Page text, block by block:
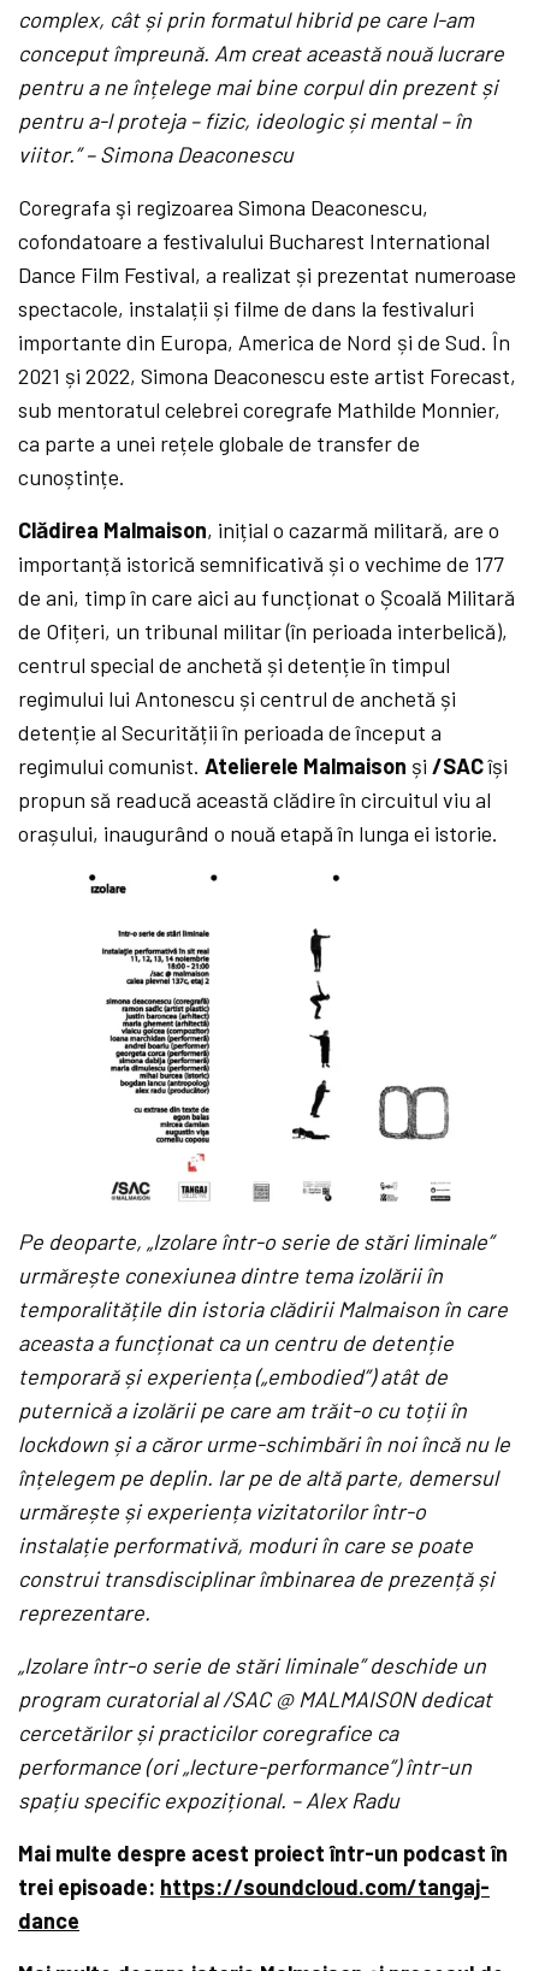
complex, cât și prin formatul hibrid pe care l-am
conceput împreună. Am creat această nouă lucrare
pentru a ne înțelege mai bine corpul din prezent și
pentru a-l proteja – fizic, ideologic și mental – în
viitor.” – Simona Deaconescu
Coregrafa şi regizoarea Simona Deaconescu,
cofondatoare a festivalului Bucharest International
Dance Film Festival, a realizat și prezentat numeroase
spectacole, instalații și filme de dans la festivaluri
importante din Europa, America de Nord și de Sud. În
2021 și 2022, Simona Deaconescu este artist Forecast,
sub mentoratul celebrei coregrafe Mathilde Monnier,
ca parte a unei rețele globale de transfer de
cunoștințe.
Clădirea Malmaison, inițial o cazarmă militară, are o
importanță istorică semnificativă și o vechime de 177
de ani, timp în care aici au funcționat o Școală Militară
de Ofițeri, un tribunal militar (în perioada interbelică),
centrul special de anchetă și detenție în timpul
regimului lui Antonescu și centrul de anchetă și
detenție al Securității în perioada de început a
regimului comunist.Atelierele Malmaison și/SACîși
propun să readucă această clădire în circuitul viu al
orașului, inaugurând o nouă etapă în lunga ei istorie.
Pe deoparte, „Izolare într-o serie de stări liminale”
urmărește conexiunea dintre tema izolării în
temporalitățile din istoria clădirii Malmaison în care
aceasta a funcționat ca un centru de detenție
temporară și experiența („embodied”) atât de
puternică a izolării pe care am trăit-o cu toții în
lockdown și a căror urme-schimbări în noi încă nu le
înțelegem pe deplin. Iar pe de altă parte, demersul
urmărește și experiența vizitatorilor într-o
instalație performativă, moduri în care se poate
construi transdisciplinar îmbinarea de prezență și
reprezentare.
„Izolare într-o serie de stări liminale” deschide un
program curatorial al /SAC @ MALMAISON dedicat
cercetărilor și practicilor coregrafice ca
performance (ori „lecture-performance”) într-un
spațiu specific expozițional. – Alex Radu
Mai multe despre acest proiect într-un podcast în
trei episoade: https://soundcloud.com/tangaj-
dance